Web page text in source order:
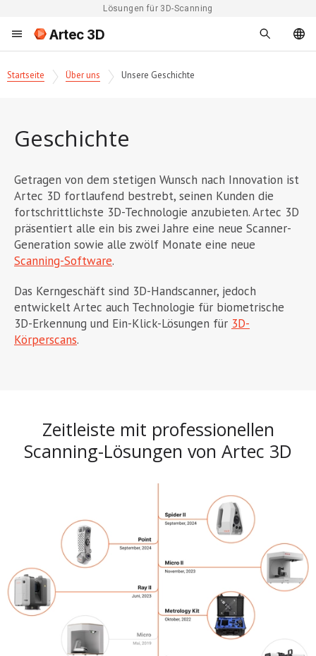
Lösungen für 3D-Scanning
Artec 3D
Startseite Über uns Unsere Geschichte
Geschichte
Getragen von dem stetigen Wunsch nach Innovation ist
Artec 3D fortlaufend bestrebt, seinen Kunden die
fortschrittlichste 3D-Technologie anzubieten. Artec 3D
präsentiert alle ein bis zwei Jahre eine neue Scanner-
Generation sowie alle zwölf Monate eine neue
Scanning-Software.
Das Kerngeschäft sind 3D-Handscanner, jedoch
entwickelt Artec auch Technologie für biometrische
3D-Erkennung und Ein-Klick-Lösungen für 3D-
Körperscans.
Zeitleiste mit professionellen
Scanning-Lösungen von Artec 3D